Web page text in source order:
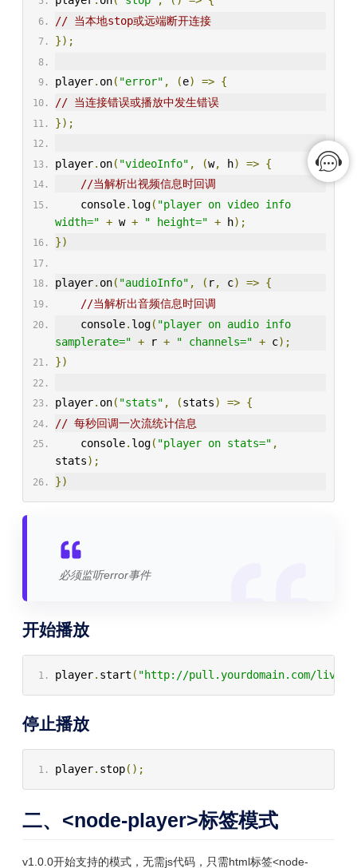
// 当本地stop或远端断开连接
});
player. on( "error" , (e) => {
// 当连接错误或播放中发生错误
});
player. on( "videoInfo" , (w, h) => {
//当解析出视频信息时回调
    console
. log( "player on video info
width=" + w + " height=" + h);
})
player. on( "audioInfo" , ( r, c) => {
//当解析出音频信息时回调
    console
. log( "player on audio info
samplerate=" + r + " channels=" + c);
})
player. on( "stats" , (stats) => {
// 每秒回调一次流统计信息
    console
. log( "player on stats=" ,
stats);
})
必须监听error事件
开始播放
player. start ( "http://pull.yourdomain.com/live/
停止播放
player. stop();
二、<node-player>标签模式
v1.0.0开始支持的模式，无需js代码，只需html标签<node-